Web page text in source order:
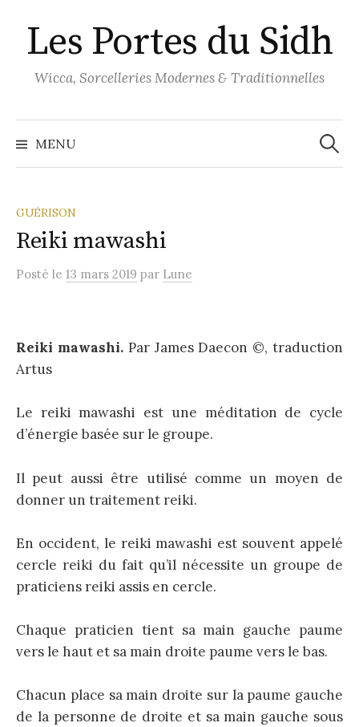
au
contenu
Les Portes du Sidh
Wicca, Sorcelleries Modernes & Traditionnelles
MENU
GUÉRISON
Reiki mawashi
Posté le 13 mars 2019 par Lune
Reiki mawashi.Par James Daecon ©, traduction
Artus
Le reiki mawashi est une méditation de cycle
d’énergie basée sur le groupe.
Il peut aussi être utilisé comme un moyen de
donner un traitement reiki.
En occident, le reiki mawashi est souvent appelé
cercle reiki du fait qu’il nécessite un groupe de
praticiens reiki assis en cercle.
Chaque praticien tient sa main gauche paume
vers le haut et sa main droite paume vers le bas.
Chacun place sa main droite sur la paume gauche
de la personne de droite et sa main gauche sous